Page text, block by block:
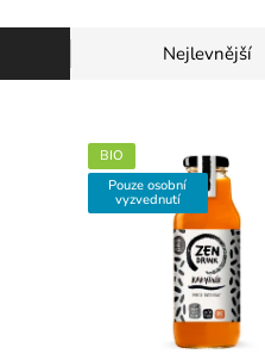
Nejlevnější
BIO
Pouze osobní
vyzvednutí